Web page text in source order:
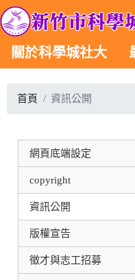
關於科學城社大
首頁 資訊公開
網頁底端設定
copyright
資訊公開
版權宣告
徵才與志工招募